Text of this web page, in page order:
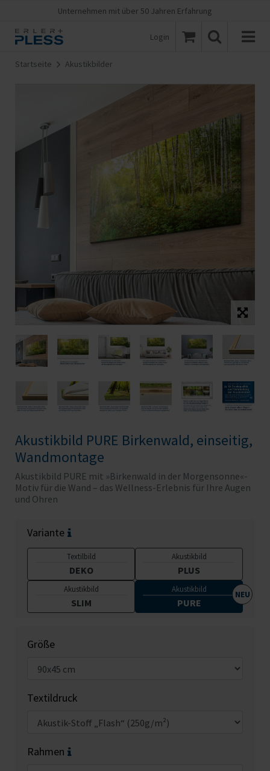
Unternehmen mit über 50 Jahren Erfahrung
Login
Startseite Akustikbilder
Akustikbild PURE Birkenwald, einseitig,
Wandmontage
Akustikbild PURE mit »Birkenwald in der Morgensonne«-
Motiv für die Wand – das Wellness-Erlebnis für Ihre Augen
und Ohren
Variante
Textilbild
DEKO
Akustikbild
PLUS
Akustikbild
SLIM
Akustikbild
PURE
Größe
Textildruck
Rahmen